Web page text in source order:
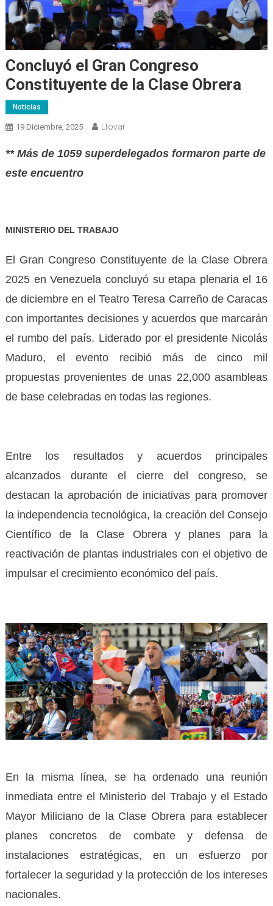
Concluyó el Gran Congreso
Constituyente de la Clase Obrera
Noticias
19 Diciembre, 2025 Ltovar
** Más de 1059 superdelegados formaron parte de
este encuentro
MINISTERIO DEL TRABAJO
El Gran Congreso Constituyente de la Clase Obrera
2025 en Venezuela concluyó su etapa plenaria el 16
de diciembre en el Teatro Teresa Carreño de Caracas
con importantes decisiones y acuerdos que marcarán
el rumbo del país. Liderado por el presidente Nicolás
Maduro, el evento recibió más de cinco mil
propuestas provenientes de unas 22,000 asambleas
de base celebradas en todas las regiones.
Entre los resultados y acuerdos principales
alcanzados durante el cierre del congreso, se
destacan la aprobación de iniciativas para promover
la independencia tecnológica, la creación del Consejo
Científico de la Clase Obrera y planes para la
reactivación de plantas industriales con el objetivo de
impulsar el crecimiento económico del país.
En la misma línea, se ha ordenado una reunión
inmediata entre el Ministerio del Trabajo y el Estado
Mayor Miliciano de la Clase Obrera para establecer
planes concretos de combate y defensa de
instalaciones estratégicas, en un esfuerzo por
fortalecer la seguridad y la protección de los intereses
nacionales.